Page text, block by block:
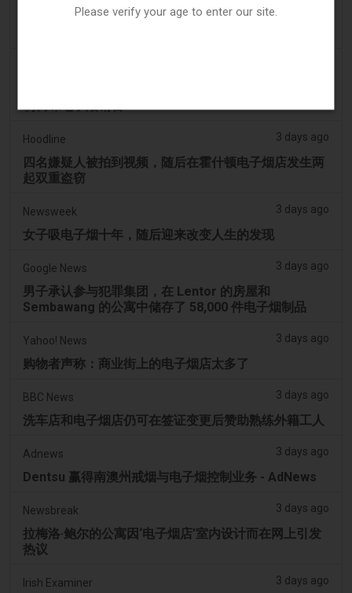
阿联酋将于9月1日起对电子烟和vape液体实行最低税
Hoodline 3 days ago
四名嫌疑人被拍到视频，随后在霍什顿电子烟店发生两
起双重盗窃
Newsweek 3 days ago
女子吸电子烟十年，随后迎来改变人生的发现
Google News 3 days ago
男子承认参与犯罪集团，在 Lentor 的房屋和
Sembawang 的公寓中储存了 58,000 件电子烟制品
Yahoo! News 3 days ago
购物者声称：商业街上的电子烟店太多了
BBC News 3 days ago
洗车店和电子烟店仍可在签证变更后赞助熟练外籍工人
Adnews 3 days ago
Dentsu 赢得南澳州戒烟与电子烟控制业务 - AdNews
Newsbreak 3 days ago
拉梅洛·鲍尔的公寓因‘电子烟店’室内设计而在网上引发
热议
Irish Examiner 3 days ago
Please verify your age to enter our site.